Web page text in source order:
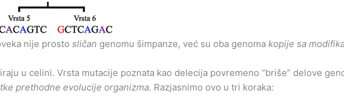
nije prosto sličan genomu šimpanze, već su oba genoma kopije sa
u celini. Vrsta mutacije poznata kao delecija povremeno “briše” delove
prethodne evolucije organizma. Razjasnimo ovo u tri koraka: